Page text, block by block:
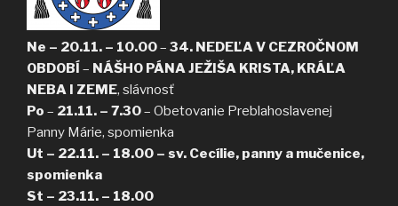
Ne – 20.11. – 10.00– 34. NEDEĽA V CEZROČNOM
OBDOBÍ – NÁŠHO PÁNA JEŽIŠA KRISTA, KRÁĽA
NEBA I ZEME, slávnosť
Po – 21.11. – 7.30– Obetovanie Preblahoslavenej
Panny Márie, spomienka
Ut – 22.11. – 18.00 – sv. Cecílie, panny a mučenice,
spomienka
St – 23.11. – 18.00